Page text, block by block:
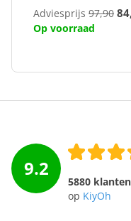
Adviesprijs 97,90
Op voorraad
9.2
5880 klanten
op KiyOh